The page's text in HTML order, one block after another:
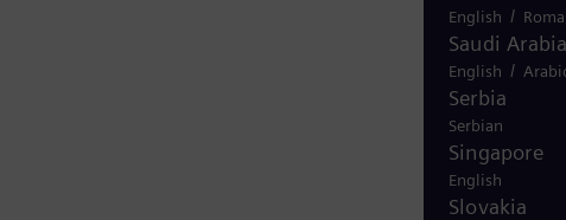
English /
Saudi
English /
Serbia
Serbian
Singapore
English
Slovakia